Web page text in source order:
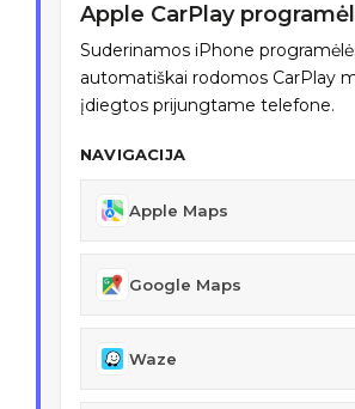
Apple CarPlay
Suderinamos iPhone
automatiškai rodomos CarPlay
įdiegtos prijungtame telefone.
NAVIGACIJA
Apple Maps
Google Maps
Waze